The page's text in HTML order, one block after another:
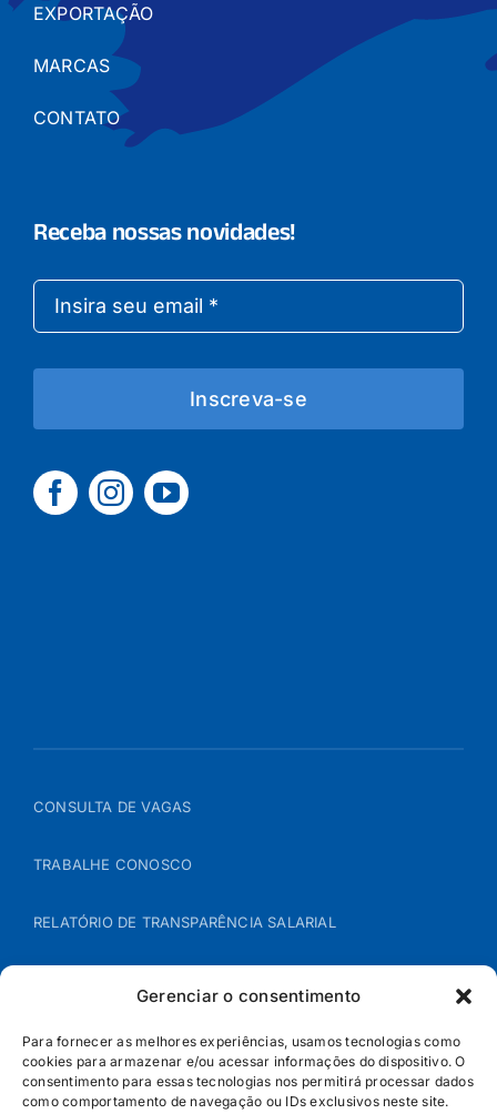
Gerenciar o consentimento
Para fornecer as melhores experiências, usamos tecnologias como
cookies para armazenar e/ou acessar informações do dispositivo. O
consentimento para essas tecnologias nos permitirá processar dados
como comportamento de navegação ou IDs exclusivos neste site.
EXPORTAÇÃO
MARCAS
CONTATO
Receba nossas novidades!
Inscreva-se
CONSULTA DE VAGAS
TRABALHE CONOSCO
RELATÓRIO DE TRANSPARÊNCIA SALARIAL
POLÍTICA DE COOKIES
POLÍTICA DE PRIVACIDADE